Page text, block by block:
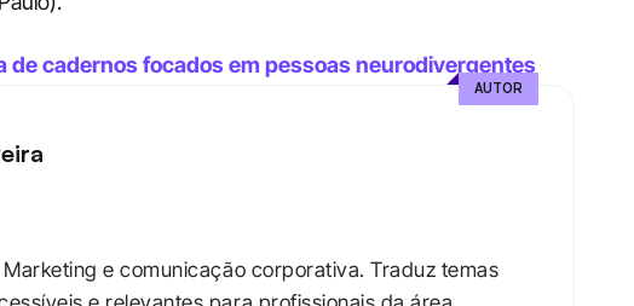
de cadernos focados em pessoas neurodivergentes
e comunicação corporativa. Traduz temas
AUTOR